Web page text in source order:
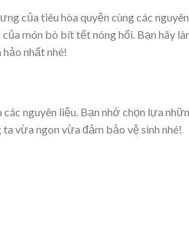
của tiêu hòa quyện cùng các nguyên
món bò bít tết nóng hổi. Bạn hãy
nhất nhé!
nguyên liệu. Bạn nhớ chọn lựa
vừa ngon vừa đảm bảo vệ sinh nhé!